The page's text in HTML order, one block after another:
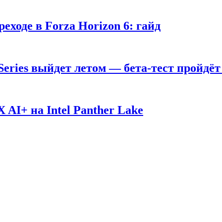
в Forza Horizon 6: гайд
выйдет летом — бета-тест
AI+ на Intel Panther Lake